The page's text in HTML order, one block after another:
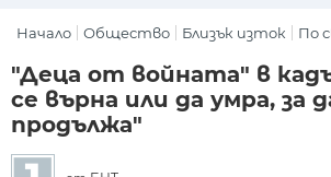
Начало Общество Близък изток По
"Деца от войната" в
се върна или да умра, за
продължа"